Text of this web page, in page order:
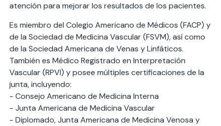
atención para mejorar los resultados de los pacientes.
Es miembro del Colegio Americano de Médicos (FACP) y
de la Sociedad de Medicina Vascular (FSVM), así como
de la Sociedad Americana de Venas y Linfáticos.
También es Médico Registrado en Interpretación
Vascular (RPVI) y posee múltiples certificaciones de la
junta, incluyendo:
- Consejo Americano de Medicina Interna
- Junta Americana de Medicina Vascular
- Diplomado, Junta Americana de Medicina Venosa y